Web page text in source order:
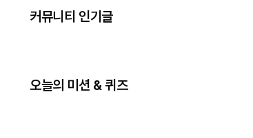
커뮤니티 인기글
오늘의 미션 & 퀴즈